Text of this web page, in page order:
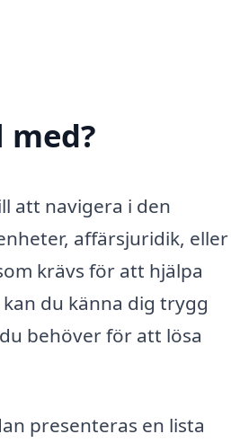
att navigera i den
affärsjuridik, eller
krävs för att hjälpa
du känna dig trygg
behöver för att lösa
presenteras en lista